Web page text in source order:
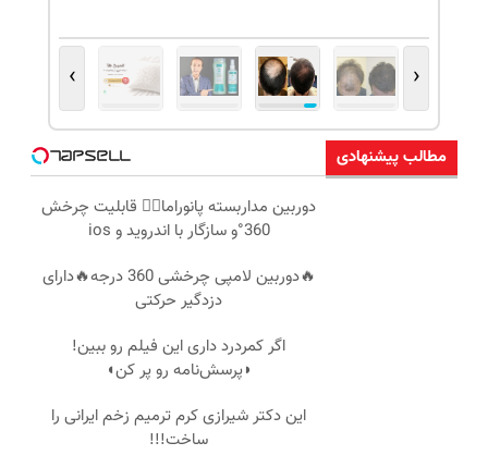
‹
›
مطالب پیشنهادی
دوربین مداربسته پانوراما👈🏻 قابلیت چرخش
360°و سازگار با اندروید و ios
🔥دوربین لامپی چرخشی 360 درجه🔥دارای
دزدگیر حرکتی
اگر کمردرد داری این فیلم رو ببین!
◗پرسش‌نامه رو پر کن◖
این دکتر شیرازی کرم ترمیم زخم ایرانی را
ساخت!!!